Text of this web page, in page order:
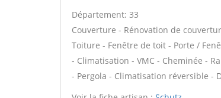
Département: 33
Couverture - Rénovation de
Toiture - Fenêtre de toit - Porte /
- Climatisation - VMC - Cheminée -
- Pergola - Climatisation réversible -